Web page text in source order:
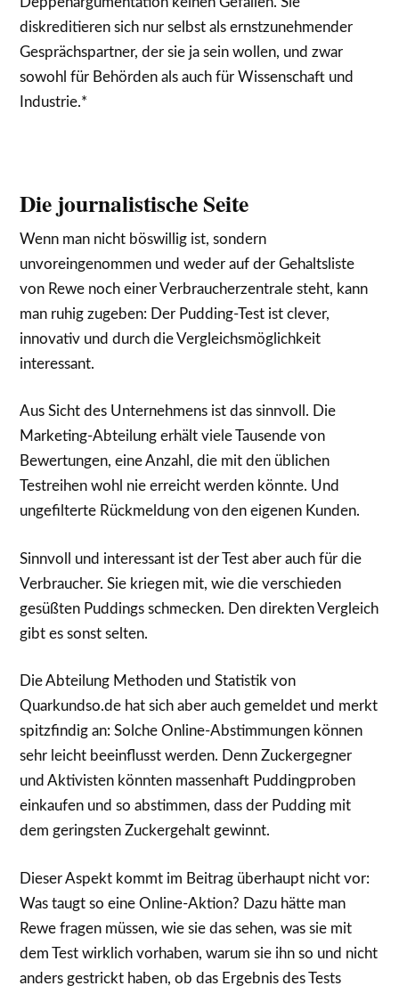
diskreditieren sich nur selbst als ernstzunehmender
Gesprächspartner, der sie ja sein wollen, und zwar
sowohl für Behörden als auch für Wissenschaft und
Industrie.*
Die journalistische Seite
Wenn man nicht böswillig ist, sondern
unvoreingenommen und weder auf der Gehaltsliste
von Rewe noch einer Verbraucherzentrale steht, kann
man ruhig zugeben: Der Pudding-Test ist clever,
innovativ und durch die Vergleichsmöglichkeit
interessant.
Aus Sicht des Unternehmens ist das sinnvoll. Die
Marketing-Abteilung erhält viele Tausende von
Bewertungen, eine Anzahl, die mit den üblichen
Testreihen wohl nie erreicht werden könnte. Und
ungefilterte Rückmeldung von den eigenen Kunden.
Sinnvoll und interessant ist der Test aber auch für die
Verbraucher. Sie kriegen mit, wie die verschieden
gesüßten Puddings schmecken. Den direkten Vergleich
gibt es sonst selten.
Die Abteilung Methoden und Statistik von
Quarkundso.de hat sich aber auch gemeldet und merkt
spitzfindig an: Solche Online-Abstimmungen können
sehr leicht beeinflusst werden. Denn Zuckergegner
und Aktivisten könnten massenhaft Puddingproben
einkaufen und so abstimmen, dass der Pudding mit
dem geringsten Zuckergehalt gewinnt.
Dieser Aspekt kommt im Beitrag überhaupt nicht vor:
Was taugt so eine Online-Aktion? Dazu hätte man
Rewe fragen müssen, wie sie das sehen, was sie mit
dem Test wirklich vorhaben, warum sie ihn so und nicht
anders gestrickt haben, ob das Ergebnis des Tests